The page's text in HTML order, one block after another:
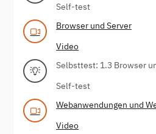
Self-test
Browser und Server
Video
Selbsttest: 1.3 Browser
Self-test
Webanwendungen und
Video